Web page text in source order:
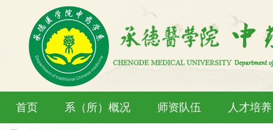
首页 系（所）概况 师资队伍 人才培养